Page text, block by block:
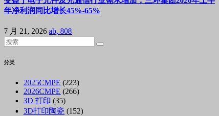
年净利润同比增长45%-65%
7 月 21, 2026 ab, 808
分类
2025CMPE (223)
2026CMPE (266)
3D 打印 (35)
3D打印陶瓷 (152)